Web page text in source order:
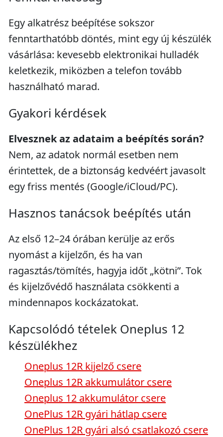
Egy alkatrész beépítése sokszor
fenntarthatóbb döntés, mint egy új készülék
vásárlása: kevesebb elektronikai hulladék
keletkezik, miközben a telefon tovább
használható marad.
Gyakori kérdések
Elvesznek az adataim a beépítés során?
Nem, az adatok normál esetben nem
érintettek, de a biztonság kedvéért javasolt
egy friss mentés (Google/iCloud/PC).
Hasznos tanácsok beépítés után
Az első 12–24 órában kerülje az erős
nyomást a kijelzőn, és ha van
ragasztás/tömítés, hagyja időt „kötni”. Tok
és kijelzővédő használata csökkenti a
mindennapos kockázatokat.
Kapcsolódó tételek Oneplus 12
készülékhez
Oneplus 12R kijelző csere
Oneplus 12R akkumulátor csere
Oneplus 12 akkumulátor csere
OnePlus 12R gyári hátlap csere
OnePlus 12R gyári alsó csatlakozó csere